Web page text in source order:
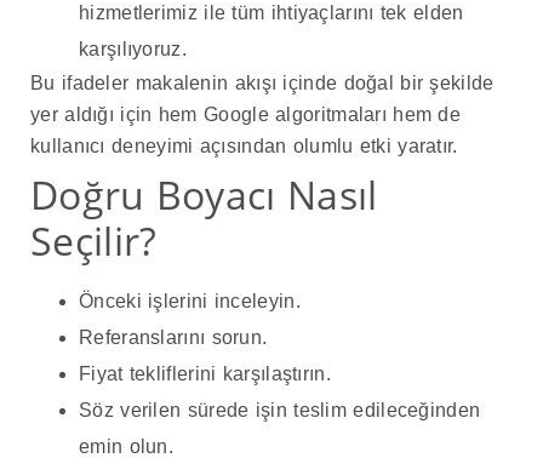
hizmetlerimiz ile tüm ihtiyaçlarını tek elden
karşılıyoruz.
Bu ifadeler makalenin akışı içinde doğal bir şekilde
yer aldığı için hem Google algoritmaları hem de
kullanıcı deneyimi açısından olumlu etki yaratır.
Doğru Boyacı Nasıl
Seçilir?
Önceki işlerini inceleyin.
Referanslarını sorun.
Fiyat tekliflerini karşılaştırın.
Söz verilen sürede işin teslim edileceğinden
emin olun.